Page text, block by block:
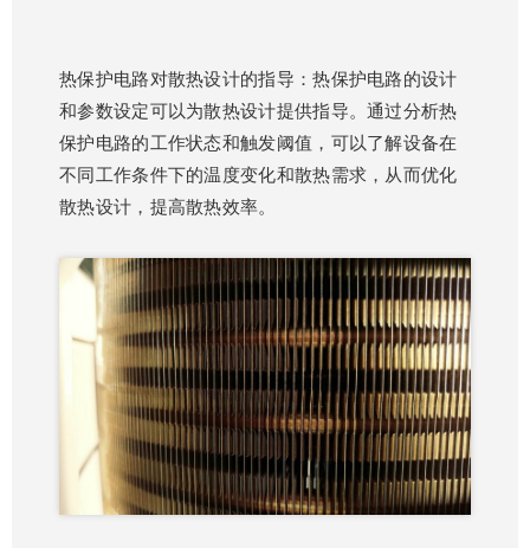
热保护电路对散热设计的指导：热保护电路的设计
和参数设定可以为散热设计提供指导。通过分析热
保护电路的工作状态和触发阈值，可以了解设备在
不同工作条件下的温度变化和散热需求，从而优化
散热设计，提高散热效率。